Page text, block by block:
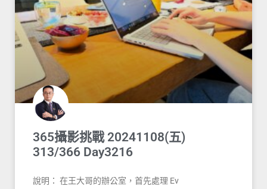
365攝影挑戰 20241108(五)
313/366 Day3216
說明： 在王大哥的辦公室，首先處理 Ev